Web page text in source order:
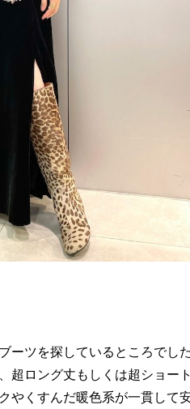
ーツを探しているところでし
超ロング丈もしくは超ショー
やくすんだ暖色系が一貫し